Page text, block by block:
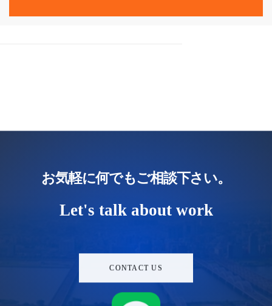
お気軽に何でもご相談下さい。
Let's talk about work
CONTACT US